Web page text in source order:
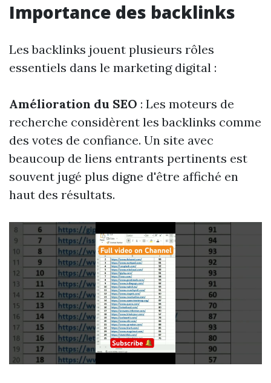
Importance des backlinks
Les backlinks jouent plusieurs rôles
essentiels dans le marketing digital :
Amélioration du SEO : Les moteurs de
recherche considèrent les backlinks comme
des votes de confiance. Un site avec
beaucoup de liens entrants pertinents est
souvent jugé plus digne d'être affiché en
haut des résultats.